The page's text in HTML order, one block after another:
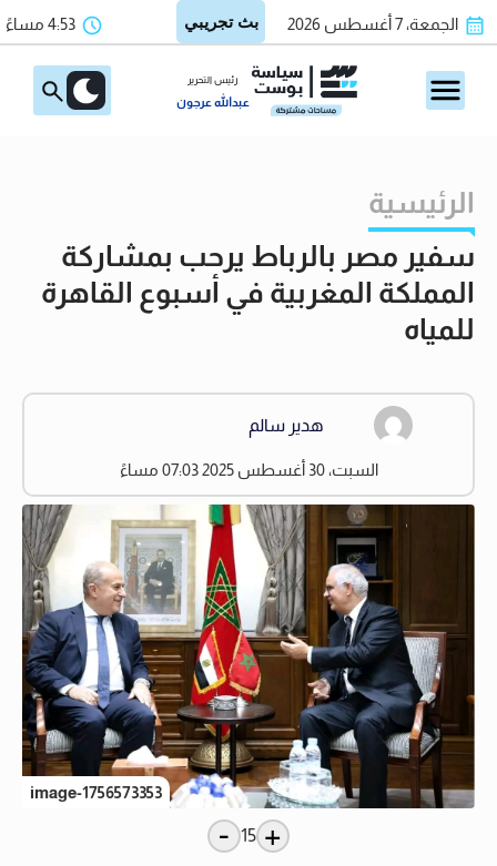
الجمعة، 7 أغسطس 2026 4:53 مساءً
رئيس التحرير
عبدالله عرجون
الرئيسية
سفير مصر بالرباط يرحب بمشاركة
المملكة المغربية في أسبوع القاهرة
للمياه
هدير سالم
السبت، 30 أغسطس 2025 07:03 مساءً
image-1756573353
+
15
-